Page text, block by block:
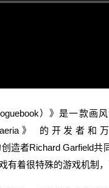
）》是一款画
》 的开发者和
造者Richard Garfield共
有着很特殊的游戏机制，